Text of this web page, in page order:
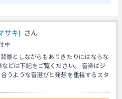
サキ) さん
中
景としながらもありきたりにはならな
どは下記をご覧ください。 音楽はジ
うような音選びと発想を重視するスタ